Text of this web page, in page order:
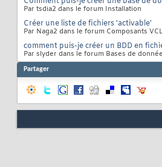
Par tsdia2 dans le forum Installation
Créer une liste de fichiers 'activable'
Par Naga2 dans le forum Composants VCL
comment puis-je créer un BDD en
Par slyder dans le forum Bases de
Partager